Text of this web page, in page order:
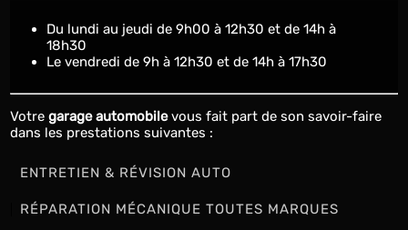
du lundi au jeudi de 9h00 à 12h30 et de 14h à
18h30
le vendredi de 9h à 12h30 et de 14h à 17h30
Votre garage automobilevous fait part de son savoir-faire
dans les prestations suivantes :
ENTRETIEN & RÉVISION AUTO
RÉPARATION MÉCANIQUE TOUTES MARQUES